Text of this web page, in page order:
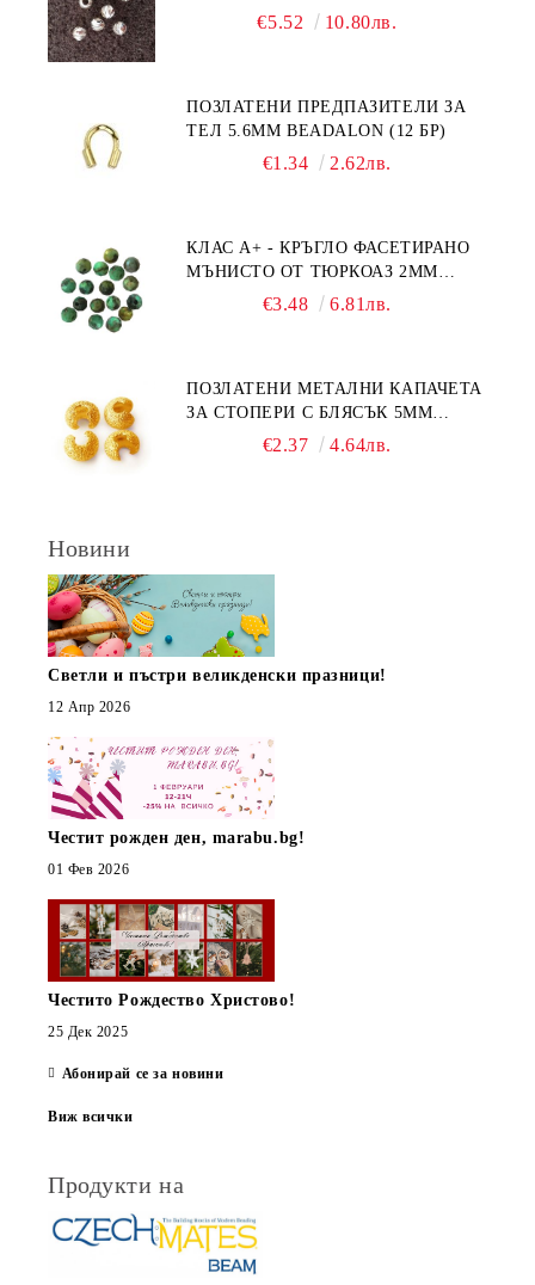
€5.52 10.80лв.
ПОЗЛАТЕНИ ПРЕДПАЗИТЕЛИ ЗА
ТЕЛ 5.6ММ BEADALON (12 БР)
€1.34 2.62лв.
КЛАС А+ - КРЪГЛО ФАСЕТИРАНО
МЪНИСТО ОТ ТЮРКОАЗ 2ММ
€3.48 6.81лв.
ПОЗЛАТЕНИ МЕТАЛНИ КАПАЧЕТА
ЗА СТОПЕРИ С БЛЯСЪК 5ММ
€2.37 4.64лв.
Новини
Светли и пъстри великденски празници!
12 Апр 2026
Честит рожден ден, marabu.bg!
01 Фев 2026
Честито Рождество Христово!
25 Дек 2025
Абонирай се за новини
Виж всички
Продукти на